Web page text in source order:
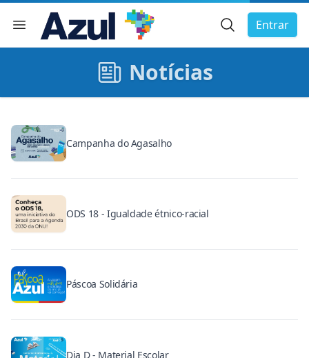
Menu de navegação
Busca Geral
Entrar
Notícias
Campanha do Agasalho
ODS 18 - Igualdade étnico-racial
Páscoa Solidária
Dia D - Material Escolar